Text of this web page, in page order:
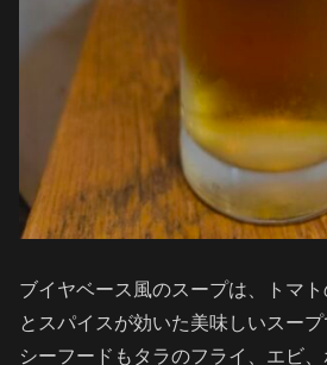
ブイヤベース風のスープは、トマ
とスパイスが効いた美味しいスープ
シーフードもタラのフライ、エビ、